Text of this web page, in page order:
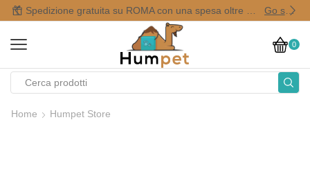
Go shop
0
Home Humpet Store